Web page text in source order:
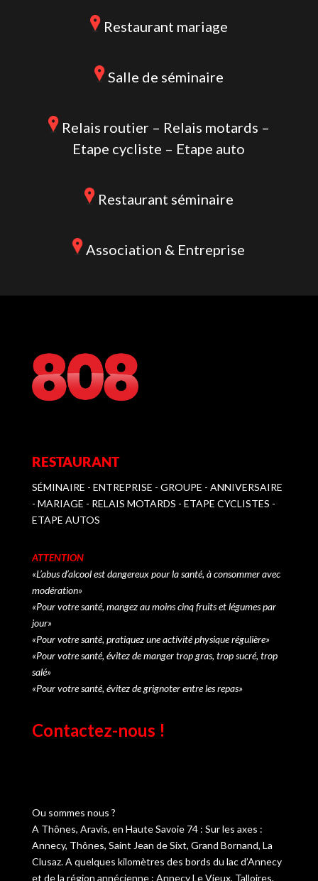
Restaurant mariage
Salle de séminaire
Relais routier – Relais motards –
Etape cycliste – Etape auto
Restaurant séminaire
Association & Entreprise
RESTAURANT
SÉMINAIRE - ENTREPRISE - GROUPE - ANNIVERSAIRE
- MARIAGE - RELAIS MOTARDS - ETAPE CYCLISTES -
ETAPE AUTOS
ATTENTION
«L’abus d’alcool est dangereux pour la santé, à consommer avec
modération»
«Pour votre santé, mangez au moins cinq fruits et légumes par
jour»
«Pour votre santé, pratiquez une activité physique régulière»
«Pour votre santé, évitez de manger trop gras, trop sucré, trop
salé»
«Pour votre santé, évitez de grignoter entre les repas»
Contactez-nous !
Ou sommes nous ?
A Thônes, Aravis, en Haute Savoie 74 : Sur les axes :
Annecy, Thônes, Saint Jean de Sixt, Grand Bornand, La
Clusaz. A quelques kilomètres des bords du lac d’Annecy
et de la région annécienne : Annecy Le Vieux, Talloires,